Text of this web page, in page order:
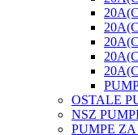
OSTALE
NSZ
PUMPE ZA